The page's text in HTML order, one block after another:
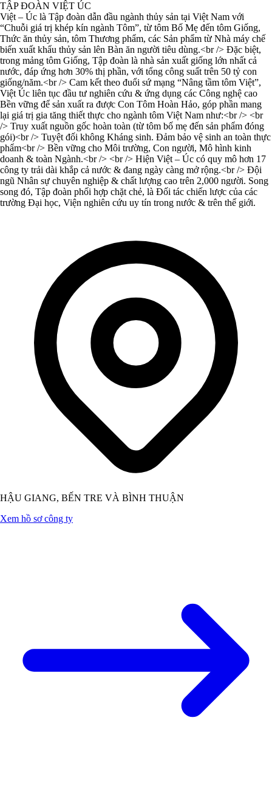
TẬP ĐOÀN VIỆT ÚC
Việt – Úc là Tập đoàn dẫn đầu ngành thủy sản tại Việt Nam với
“Chuỗi giá trị khép kín ngành Tôm”, từ tôm Bố Mẹ đến tôm Giống,
Thức ăn thủy sản, tôm Thương phẩm, các Sản phẩm từ Nhà máy chế
biến xuất khẩu thủy sản lên Bàn ăn người tiêu dùng.<br /> Đặc biệt,
trong mảng tôm Giống, Tập đoàn là nhà sản xuất giống lớn nhất cả
nước, đáp ứng hơn 30% thị phần, với tổng công suất trên 50 tỷ con
giống/năm.<br /> Cam kết theo đuổi sứ mạng “Nâng tầm tôm Việt”,
Việt Úc liên tục đầu tư nghiên cứu & ứng dụng các Công nghệ cao
Bền vững để sản xuất ra được Con Tôm Hoàn Hảo, góp phần mang
lại giá trị gia tăng thiết thực cho ngành tôm Việt Nam như:<br /> <br
/> Truy xuất nguồn gốc hoàn toàn (từ tôm bố mẹ đến sản phẩm đóng
gói)<br /> Tuyệt đối không Kháng sinh. Đảm bảo vệ sinh an toàn thực
phẩm<br /> Bền vững cho Môi trường, Con người, Mô hình kinh
doanh & toàn Ngành.<br /> <br /> Hiện Việt – Úc có quy mô hơn 17
công ty trải dài khắp cả nước & đang ngày càng mở rộng.<br /> Đội
ngũ Nhân sự chuyên nghiệp & chất lượng cao trên 2,000 người. Song
song đó, Tập đoàn phối hợp chặt chẻ, là Đối tác chiến lược của các
trường Đại học, Viện nghiên cứu uy tín trong nước & trên thế giới.
HẬU GIANG, BẾN TRE VÀ BÌNH THUẬN
Xem hồ sơ công ty